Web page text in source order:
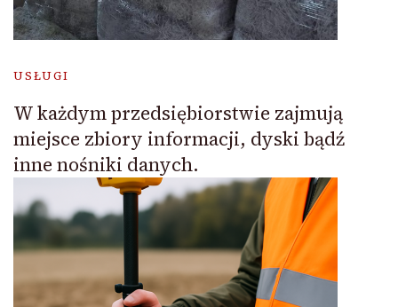
USŁUGI
W każdym przedsiębiorstwie zajmują
miejsce zbiory informacji, dyski bądź
inne nośniki danych.